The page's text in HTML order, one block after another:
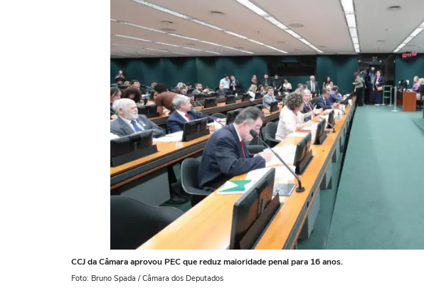
CCJ da Câmara aprovou PEC que reduz maioridade penal para 16 anos.
Foto: Bruno Spada / Câmara dos Deputados